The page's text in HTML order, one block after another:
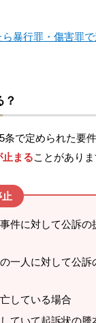
暴行罪・傷害罪
？
条で定められた要
まることがありま
件に対して公訴の
一人に対して公訴
している場合
ていて起訴状の謄